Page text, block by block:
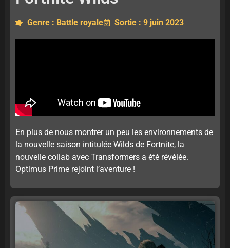
Genre : Battle royale Sortie : 9 juin 2023
En plus de nous montrer un peu les environnements de
la nouvelle saison intitulée Wilds de Fortnite, la
nouvelle collab avec Transformers a été révélée.
Optimus Prime rejoint l’aventure !